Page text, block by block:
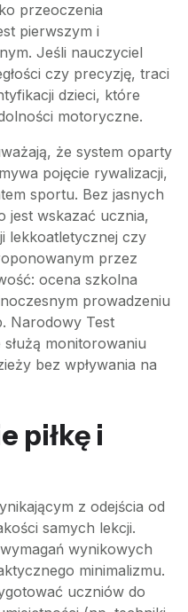
przeoczenia
pierwszym i
Jeśli nauczyciel
czy precyzję, traci
dzieci, które
motoryczne.
że system oparty
pojęcie rywalizacji,
sportu. Bez jasnych
jest wskazać ucznia,
lekkoatletycznej czy
przez
ocena szkolna
prowadzeniu
Narodowy Test
monitorowaniu
bez wpływania na
piłkę i
z odejścia od
samych lekcji.
wynikowych
minimalizmu.
uczniów do